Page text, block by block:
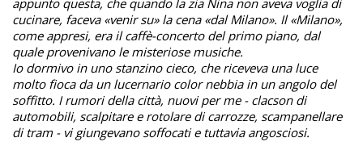
appunto questa, che quando la zia Nina non aveva voglia di
cucinare, faceva «venir su» la cena «dal Milano». Il «Milano»,
come appresi, era il caffè-concerto del primo piano, dal
quale provenivano le misteriose musiche.
Io dormivo in uno stanzino cieco, che riceveva una luce
molto fioca da un lucernario color nebbia in un angolo del
soffitto. I rumori della città, nuovi per me - clacson di
automobili, scalpitare e rotolare di carrozze, scampanellare
di tram - vi giungevano soffocati e tuttavia angosciosi.